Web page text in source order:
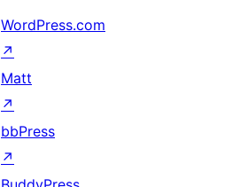
WordPress.com
↗
Matt
↗
bbPress
↗